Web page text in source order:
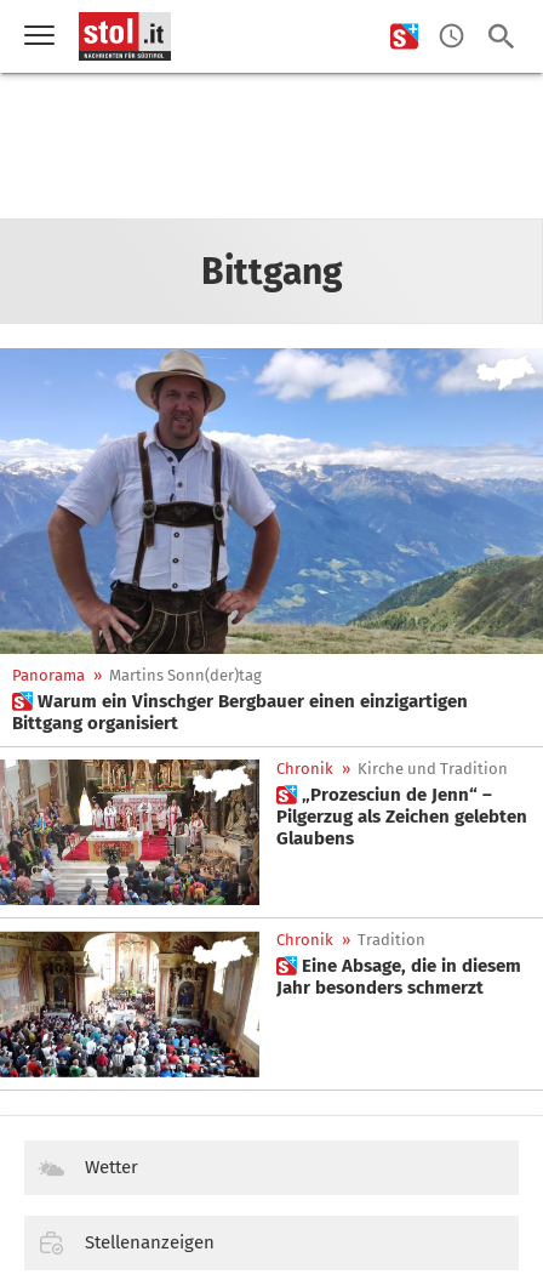
Bittgang
Panorama » Martins Sonn(der)tag
 Warum ein Vinschger Bergbauer einen einzigartigen
Bittgang organisiert
Chronik » Kirche und Tradition
 „Prozesciun de Jenn“ –
Pilgerzug als Zeichen gelebten
Glaubens
Chronik » Tradition
 Eine Absage, die in diesem
Jahr besonders schmerzt
Wetter
Stellenanzeigen